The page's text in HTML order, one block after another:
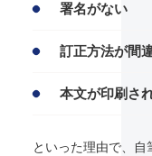
署名がない
訂正方法が間
本文が印刷さ
といった理由で、